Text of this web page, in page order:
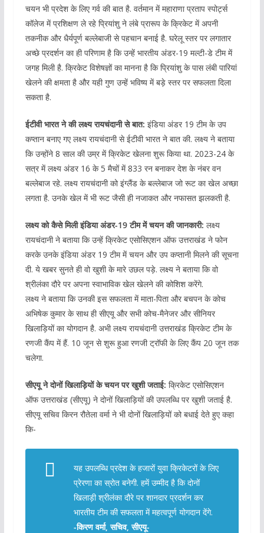
चयन भी प्रदेश के लिए गर्व की बात है. वर्तमान में महाराणा प्रताप स्पोर्ट्स
कॉलेज में प्रशिक्षण ले रहे प्रियांशु ने लंबे प्रारूप के क्रिकेट में अपनी
तकनीक और धैर्यपूर्ण बल्लेबाजी से पहचान बनाई है. घरेलू स्तर पर लगातार
अच्छे प्रदर्शन का ही परिणाम है कि उन्हें भारतीय अंडर-19 मल्टी-डे टीम में
जगह मिली है. क्रिकेट विशेषज्ञों का मानना है कि प्रियांशु के पास लंबी पारियां
खेलने की क्षमता है और यही गुण उन्हें भविष्य में बड़े स्तर पर सफलता दिला
सकता है.
ईटीवी भारत ने की लक्ष्य रायचंदानी से बात: इंडिया अंडर 19 टीम के उप
कप्तान बनाए गए लक्ष्य रायचंदानी से ईटीवी भारत ने बात की. लक्ष्य ने बताया
कि उन्होंने 8 साल की उम्र में क्रिकेट खेलना शुरू किया था. 2023-24 के
सत्र में लक्ष्य अंडर 16 के 5 मैचों में 833 रन बनाकर देश के नंबर वन
बल्लेबाज रहे. लक्ष्य रायचंदानी को इंग्लैंड के बल्लेबाज जो रूट का खेल अच्छा
लगता है. उनके खेल में भी रूट जैसी ही नजाकत और नफासत झलकती है.
लक्ष्य को कैसे मिली इंडिया अंडर-19 टीम में चयन की जानकारी: लक्ष्य
रायचंदानी ने बताया कि उन्हें क्रिकेट एसोसिएशन ऑफ उत्तराखंड ने फोन
करके उनके इंडिया अंडर 19 टीम में चयन और उप कप्तानी मिलने की सूचना
दी. ये खबर सुनते ही वो खुशी के मारे उछल पड़े. लक्ष्य ने बताया कि वो
श्रीलंका दौरे पर अपना स्वाभाविक खेल खेलने की कोशिश करेंगे.
लक्ष्य ने बताया कि उनकी इस सफलता में माता-पिता और बचपन के कोच
अभिषेक कुमार के साथ ही सीएयू और सभी कोच-मैनेजर और सीनियर
खिलाड़ियों का योगदान है. अभी लक्ष्य रायचंदानी उत्तराखंड क्रिकेट टीम के
रणजी कैंप में हैं. 10 जून से शुरू हुआ रणजी ट्रॉफी के लिए कैंप 20 जून तक
चलेगा.
सीएयू ने दोनों खिलाड़ियों के चयन पर खुशी जताई: क्रिकेट एसोसिएशन
ऑफ उत्तराखंड (सीएयू) ने दोनों खिलाड़ियों की उपलब्धि पर खुशी जताई है.
सीएयू सचिव किरन रौतेला वर्मा ने भी दोनों खिलाड़ियों को बधाई देते हुए कहा
कि-
यह उपलब्धि प्रदेश के हजारों युवा क्रिकेटरों के लिए
प्रेरणा का स्रोत बनेगी. हमें उम्मीद है कि दोनों
खिलाड़ी श्रीलंका दौरे पर शानदार प्रदर्शन कर
भारतीय टीम की सफलता में महत्वपूर्ण योगदान देंगे.
-किरण वर्मा, सचिव, सीएयू-